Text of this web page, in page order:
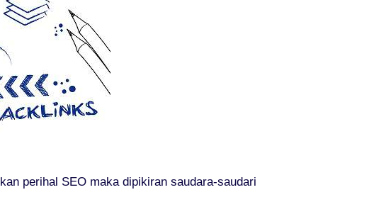
perihal SEO maka dipikiran saudara-saudari